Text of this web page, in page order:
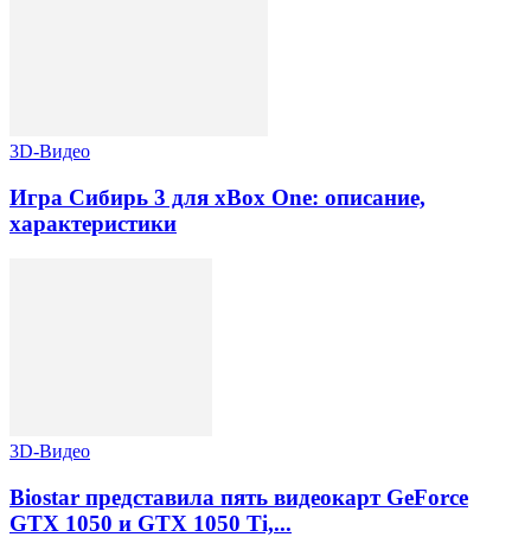
3D-Видео
Игра Сибирь 3 для xBox One: описание,
характеристики
3D-Видео
Biostar представила пять видеокарт GeForce
GTX 1050 и GTX 1050 Ti,...